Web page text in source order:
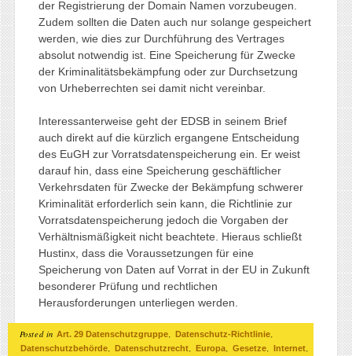
der Registrierung der Domain Namen vorzubeugen.
Zudem sollten die Daten auch nur solange gespeichert
werden, wie dies zur Durchführung des Vertrages
absolut notwendig ist. Eine Speicherung für Zwecke
der Kriminalitätsbekämpfung oder zur Durchsetzung
von Urheberrechten sei damit nicht vereinbar.
Interessanterweise geht der EDSB in seinem Brief
auch direkt auf die kürzlich ergangene Entscheidung
des EuGH zur Vorratsdatenspeicherung ein. Er weist
darauf hin, dass eine Speicherung geschäftlicher
Verkehrsdaten für Zwecke der Bekämpfung schwerer
Kriminalität erforderlich sein kann, die Richtlinie zur
Vorratsdatenspeicherung jedoch die Vorgaben der
Verhältnismäßigkeit nicht beachtete. Hieraus schließt
Hustinx, dass die Voraussetzungen für eine
Speicherung von Daten auf Vorrat in der EU in Zukunft
besonderer Prüfung und rechtlichen
Herausforderungen unterliegen werden.
Posted in Art. 29 Datenschutzgruppe, Datenschutz-Richtlinie,
Datenschutzbehörde, Datenschutzrecht, Europa, Gesetze, Internet,